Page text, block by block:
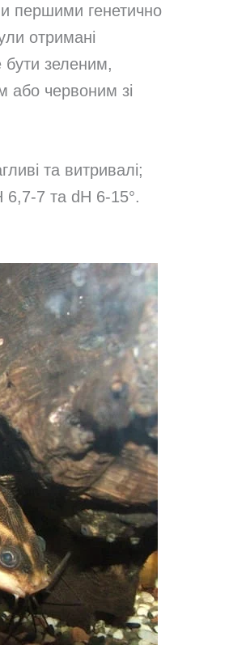
першими генетично
отримані
бути зеленим,
або червоним зі
та витривалі;
6,7-7 та dH 6-15°.